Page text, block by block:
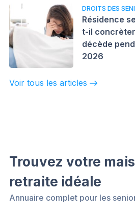
DROITS DES
Résidence
t-il
décède
2026
Voir tous les articles
Trouvez votre
retraite idéale
Annuaire complet pour les